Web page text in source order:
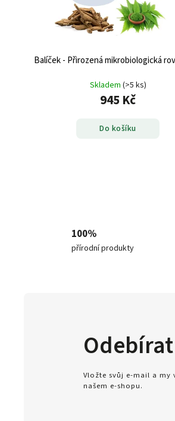
Balíček - Přirozená mikrobiologická
Skladem (>5 ks)
945 Kč
Do košíku
100%
přírodní produkty
Vložte svůj e-mail a my
našem e-shopu.